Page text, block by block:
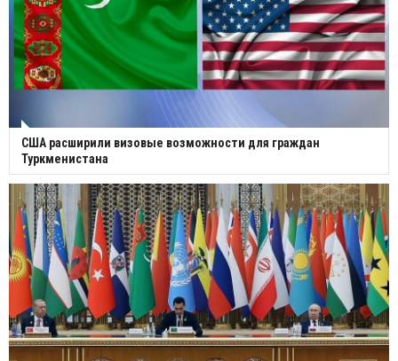
США расширили визовые возможности для граждан
Туркменистана